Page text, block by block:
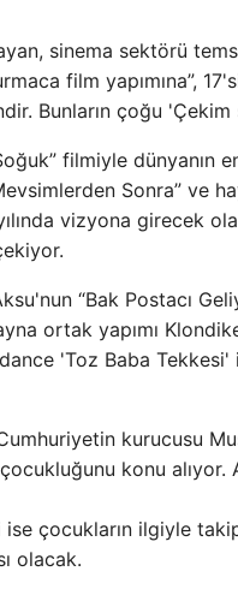
sinema sektörü
film yapımına”,
Bunların çoğu
filmiyle dünyanın
Sonra” ve
vizyona girecek
“Bak Postacı
ortak yapımı
'Toz Baba
kurucusu
konu alıyor.
çocukların ilgiyle
olacak.